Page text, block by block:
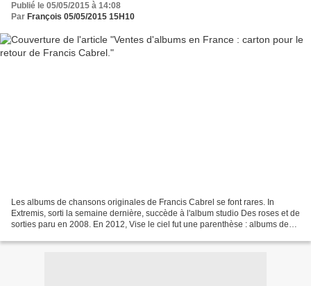
Publié le 05/05/2015 à 14:08
Par François 05/05/2015 15H10
Les albums de chansons originales de Francis Cabrel se font rares. In
Extremis, sorti la semaine dernière, succède à l'album studio Des roses et de
sorties paru en 2008. En 2012, Vise le ciel fut une parenthèse : albums de